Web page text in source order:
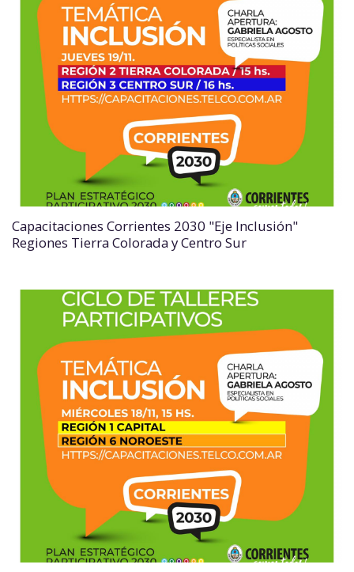
Capacitaciones Corrientes 2030 "Eje Inclusión"
Regiones Tierra Colorada y Centro Sur